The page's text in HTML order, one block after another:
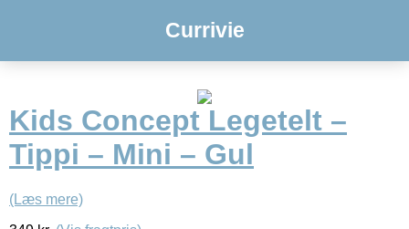
Currivie
Kids Concept Legetelt –
Tippi – Mini – Gul
(Læs mere)